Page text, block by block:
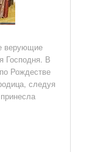
верующие
Господня. В
Рождестве
следуя